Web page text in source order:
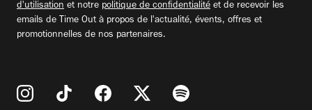
d'utilisation et notre politique de confidentialité et de recevoir les
emails de Time Out à propos de l'actualité, évents, offres et
promotionnelles de nos partenaires.